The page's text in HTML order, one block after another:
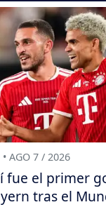
AGO 7 / 2026
fue el primer
tras el